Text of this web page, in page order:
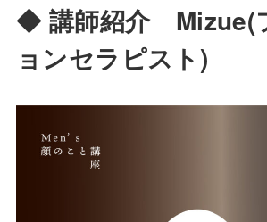
◆ 講師紹介 Mizue(
ョンセラピスト)